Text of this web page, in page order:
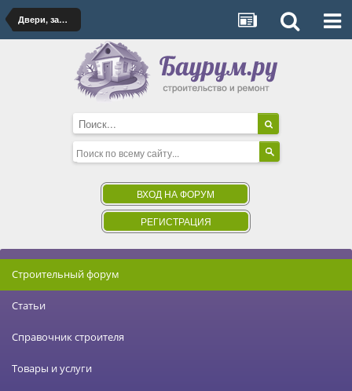
Двери, замки
ВХОД НА ФОРУМ
РЕГИСТРАЦИЯ
Строительный форум
Статьи
Справочник строителя
Товары и услуги